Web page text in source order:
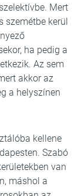
Mert
szemétbe kerül
ha pedig a
Az sem
akkor az
a helyszínen
kellene
Szabó
van
máshol a